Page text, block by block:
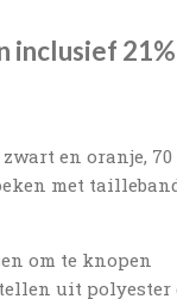
inclusief
en oranje, 70
met
om te knopen
uit